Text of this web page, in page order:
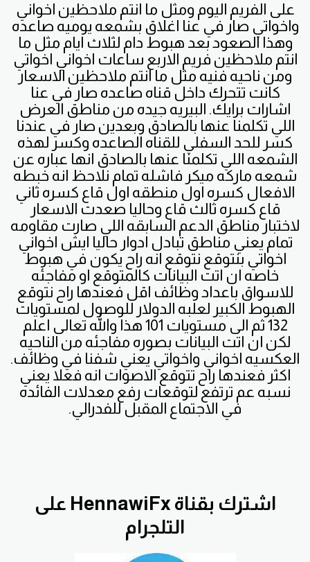
على الفريم اليوم ومثل ما انتم ملاحظين اخواني
واخواتي صار في عنا اغلاق بشمعه يوميه صاعده
وهذا الصعود بعد هبوط دام لثلاث ايام مثل ما
انتم ملاحظين فريم الاربع ساعات اخواني اخواتي
ومن ناحيه فنيه مثل ما انتم ملاحظين الاسعار
كانت تتحرك داخل قناه صاعده صار في عنا
اشارات برايك. البيريه جيده من مناطق العرض
اللي تكلمنا عنها بالصادق وبعدين صار في عندنا
كسر للحد السفلي للقناه الصاعده وكسر لهذه
الشمعه اللي تكلمنا عنها بالصادق انها عباره عن
شمعه ماركه ميكر فاشله تمام نلاحظ انه خبطه
الافعال كسره اول منطقه اول قاع كسره ثاني
قاع كسره ثالث قاع وحاليا صعدت الاسعار
لاختبار مناطق الدعم السابقه اللي صارت مقاومه
تمام يعني مناطق تبادل ادوار حاليا ايش اخواني
اخواتي بنتوقع نتوقع انه راح يكون في هبوط
خاصه ان اتت البيانات كالمتوقع او مفاجئه
للاسواق باعداد وظائف اقل فعندها راح نتوقع
الهبوط الكبير لعلبه الدولار للوصول لمستويات
132 ثم الى مستويات 101 هذا والله تعالى اعلم
لكن ان اتت البيانات بصوره مفاجئه من الناحيه
العكسيه اخواني واخواتي يعني شفنا في وظائف.
اكثر فعندها راح تتوقع الاصوات انه فعلا يعني
نسبه عم ترتفع لتوقعات رفع معدلات الفائده
في الاجتماع المقبل للفدرالي.
اشترك بقناة HennawiFx على
التلجرام